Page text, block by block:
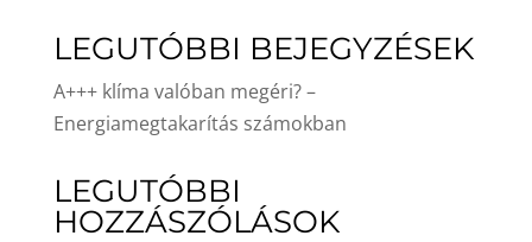
LEGUTÓBBI BEJEGYZÉSEK
A+++ klíma valóban megéri? –
Energiamegtakarítás számokban
LEGUTÓBBI
HOZZÁSZÓLÁSOK